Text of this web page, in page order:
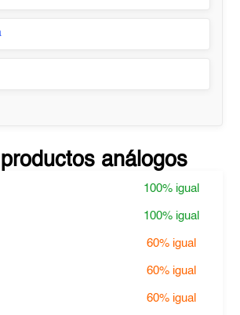
análogos
100% igual
100% igual
60% igual
60% igual
60% igual